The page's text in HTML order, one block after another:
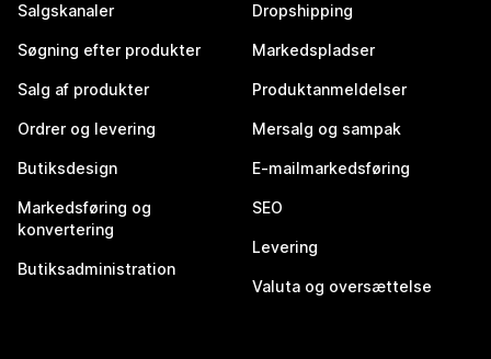
Salgskanaler
Søgning efter produkter
Salg af produkter
Ordrer og levering
Butiksdesign
Markedsføring og
konvertering
Butiksadministration
Dropshipping
Markedspladser
Produktanmeldelser
Mersalg og sampak
E-mailmarkedsføring
SEO
Levering
Valuta og oversættelse